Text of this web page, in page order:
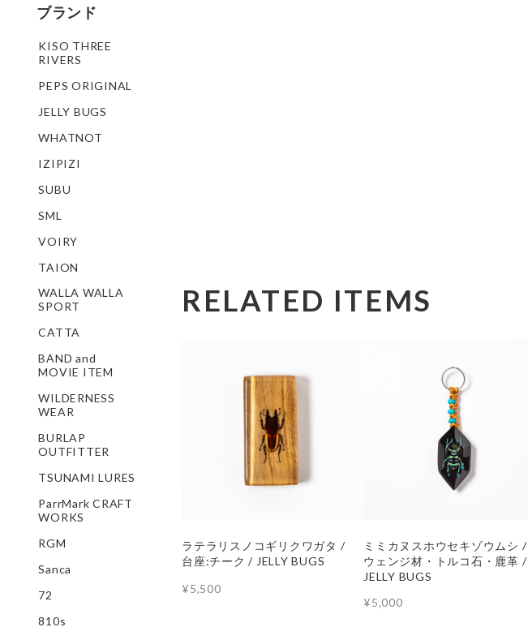
RELATED ITEMS
ラテラリスノコギリクワガタ /
台座:チーク / JELLY BUGS
¥5,500
ミミカヌスホウセキゾウムシ /
ウェンジ材・トルコ石・鹿革 /
JELLY BUGS
¥5,000
ブランド
KISO THREE
RIVERS
PEPS ORIGINAL
JELLY BUGS
WHATNOT
IZIPIZI
SUBU
SML
VOIRY
TAION
WALLA WALLA
SPORT
CATTA
BAND and
MOVIE ITEM
WILDERNESS
WEAR
BURLAP
OUTFITTER
TSUNAMI LURES
ParrMark CRAFT
WORKS
RGM
Sanca
72
810s